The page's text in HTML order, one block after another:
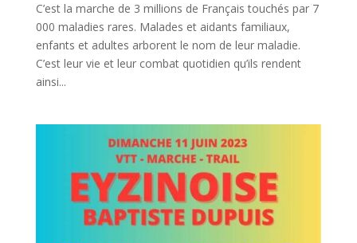
C’est la marche de 3 millions de Français touchés par 7
000 maladies rares. Malades et aidants familiaux,
enfants et adultes arborent le nom de leur maladie.
C’est leur vie et leur combat quotidien qu’ils rendent
ainsi...